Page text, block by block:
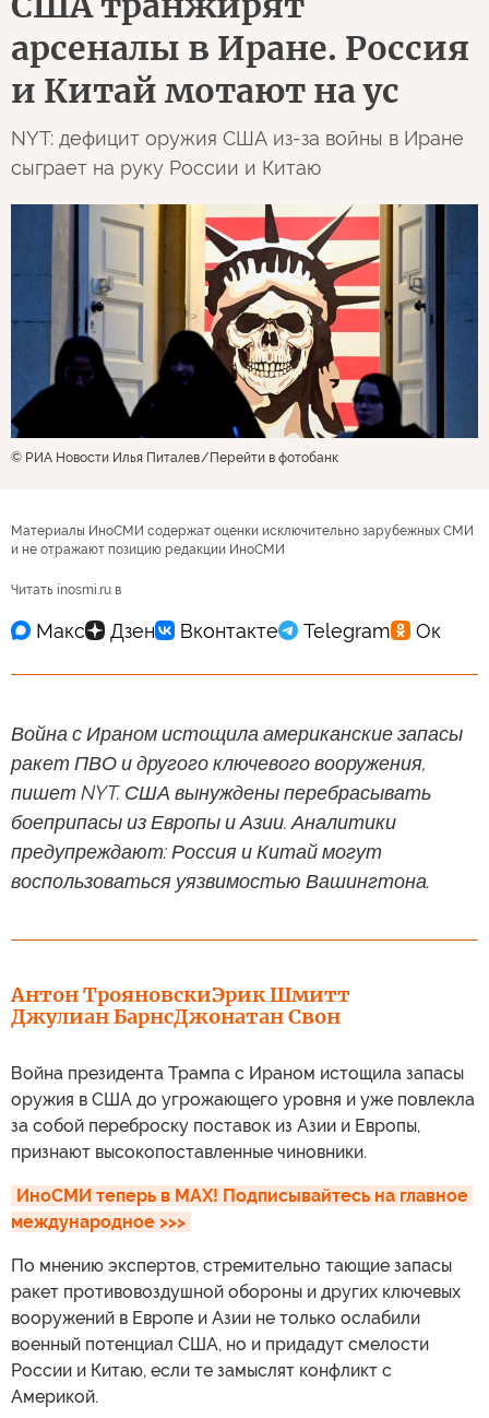
арсеналы в Иране. Россия
и Китай мотают на ус
NYT: дефицит оружия США из-за войны в Иране
сыграет на руку России и Китаю
© РИА Новости Илья Питалев Перейти в фотобанк
Материалы ИноСМИ содержат оценки исключительно зарубежных СМИ
и не отражают позицию редакции ИноСМИ
Читать inosmi.ru в
Война с Ираном истощила американские запасы
ракет ПВО и другого ключевого вооружения,
пишет NYT. США вынуждены перебрасывать
боеприпасы из Европы и Азии. Аналитики
предупреждают: Россия и Китай могут
воспользоваться уязвимостью Вашингтона.
Антон ТрояновскиЭрик Шмитт
Джулиан БарнсДжонатан Свон
Война президента Трампа с Ираном истощила запасы
оружия в США до угрожающего уровня и уже повлекла
за собой переброску поставок из Азии и Европы,
признают высокопоставленные чиновники.
ИноСМИ теперь в MAX! Подписывайтесь на главное
международное >>>
По мнению экспертов, стремительно тающие запасы
ракет противовоздушной обороны и других ключевых
вооружений в Европе и Азии не только ослабили
военный потенциал США, но и придадут смелости
России и Китаю, если те замыслят конфликт с
Америкой.